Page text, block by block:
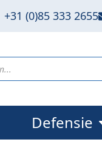
+31 (0)85 333 2655
Defensie